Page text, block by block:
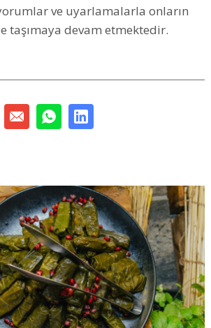
ve uyarlamalarla onların
taşımaya devam etmektedir.